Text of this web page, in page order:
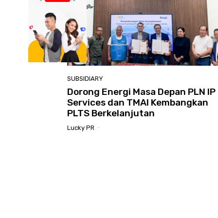
SUBSIDIARY
Dorong Energi Masa Depan PLN IP
Services dan TMAI Kembangkan
PLTS Berkelanjutan
Lucky PR -